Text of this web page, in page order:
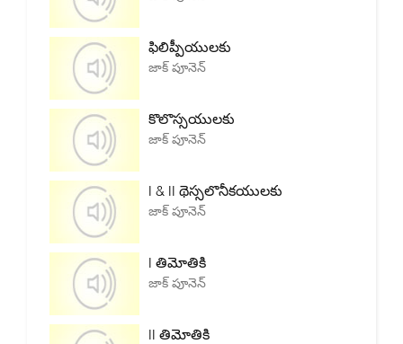
ఫిలిప్పీయులకు
జాక్ పూనెన్
కొలొస్సయులకు
జాక్ పూనెన్
I & II థెస్సలొనీకయులకు
జాక్ పూనెన్
I తిమోతికి
జాక్ పూనెన్
II తిమోతికి